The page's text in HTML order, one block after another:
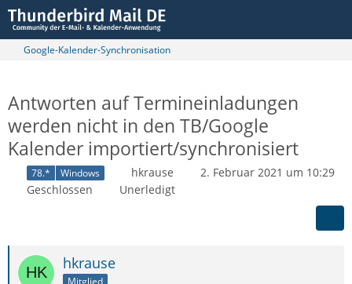
Google-Kalender-Synchronisation
Antworten auf Termineinladungen
werden nicht in den TB/Google
Kalender importiert/synchronisiert
78.* Windows hkrause
2. Februar 2021 um 10:29
Geschlossen
Unerledigt
hkrause
Mitglied